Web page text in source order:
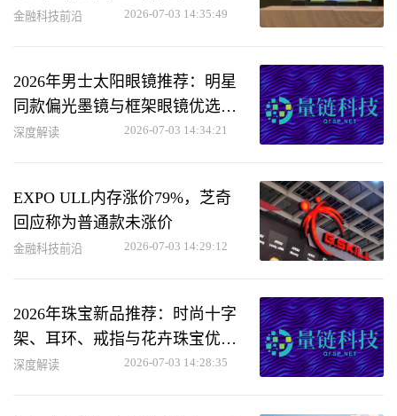
金融科技前沿 2026-07-03 14:35:49
2026年男士太阳眼镜推荐：明星
同款偏光墨镜与框架眼镜优选指
南
深度解读 2026-07-03 14:34:21
EXPO ULL内存涨价79%，芝奇
回应称为普通款未涨价
金融科技前沿 2026-07-03 14:29:12
2026年珠宝新品推荐：时尚十字
架、耳环、戒指与花卉珠宝优选
指南
深度解读 2026-07-03 14:28:35